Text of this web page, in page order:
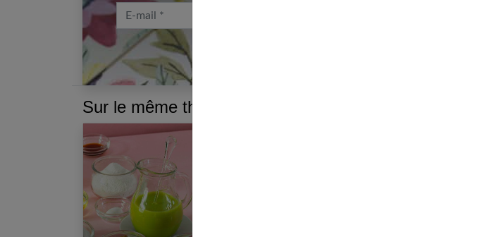
E-mail
Sur le même thème :